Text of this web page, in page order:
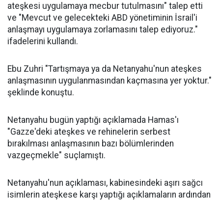
ateşkesi uygulamaya mecbur tutulmasını" talep etti
ve "Mevcut ve gelecekteki ABD yönetiminin İsrail'i
anlaşmayı uygulamaya zorlamasını talep ediyoruz."
ifadelerini kullandı.
Ebu Zuhri "Tartışmaya ya da Netanyahu'nun ateşkes
anlaşmasının uygulanmasından kaçmasına yer yoktur."
şeklinde konuştu.
Netanyahu bugün yaptığı açıklamada Hamas'ı
"Gazze'deki ateşkes ve rehinelerin serbest
bırakılması anlaşmasının bazı bölümlerinden
vazgeçmekle" suçlamıştı.
Netanyahu'nun açıklaması, kabinesindeki aşırı sağcı
isimlerin ateşkese karşı yaptığı açıklamaların ardından